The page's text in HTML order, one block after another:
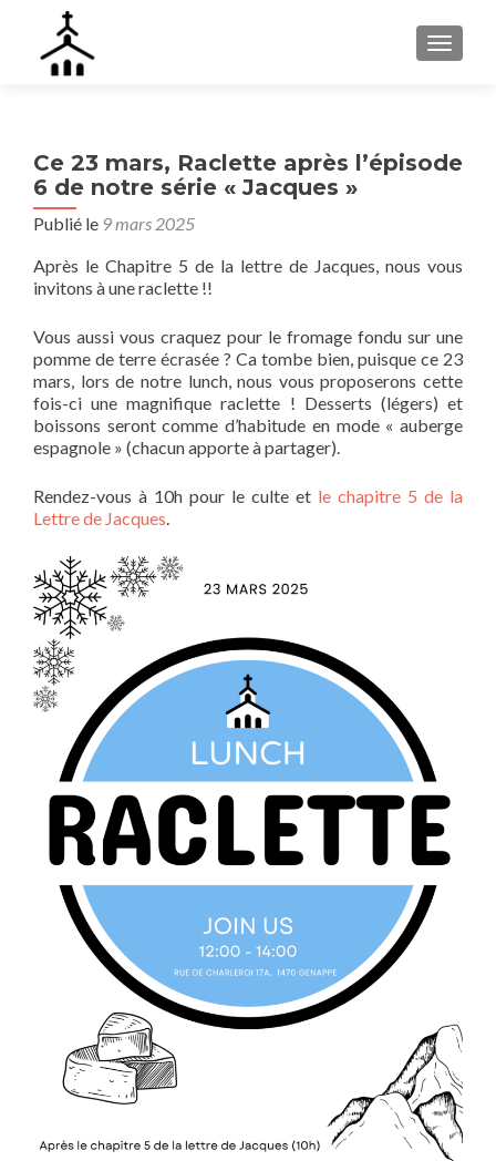
Ce 23 mars, Raclette après l’épisode
6 de notre série « Jacques »
Publié le 9 mars 2025
Après le Chapitre 5 de la lettre de Jacques, nous vous
invitons à une raclette !!
Vous aussi vous craquez pour le fromage fondu sur une
pomme de terre écrasée ? Ca tombe bien, puisque ce 23
mars, lors de notre lunch, nous vous proposerons cette
fois-ci une magnifique raclette ! Desserts (légers) et
boissons seront comme d’habitude en mode « auberge
espagnole » (chacun apporte à partager).
Rendez-vous à 10h pour le culte et le chapitre 5 de la
Lettre de Jacques.